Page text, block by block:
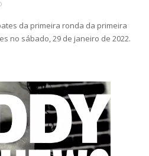
WWE
da primeira ronda da primeira
no sábado, 29 de janeiro de 2022.